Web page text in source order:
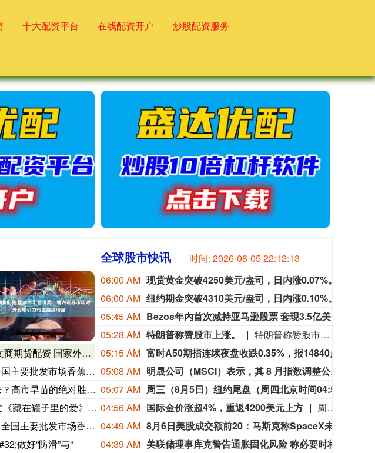
十大配资平台 在线配资开户 炒股配资服务
货配资 国家外汇管理局：境内证券市场对外资吸引力有望继
批发市场香蕉价格行情
的绝对胜利与日本战略孤
罐子里的爱》看哭全网
要批发市场香菇价格行
做好“防滑”与“
全球股市快讯 时间: 2026-08-05 22:12:14
06:00 AM
06:00 AM
05:45 AM
Bezos年内首次减持亚马逊股票 套现3.5亿美元
05:28 AM 特朗普称赞股市上涨。
特朗普称赞股市上涨。
05:15 AM
05:08 AM
明晟公司（MSCI）表示，其 8 月指数调整公告定于 2026 年 8 月 12 日发布，且将在概要公告发布后即刻向客户提供详细的调仓信息。
05:07 AM
04:56 AM 国际金价涨超4%，重返4200美元上方
周三（8月5日）纽约尾盘，现货黄金涨4.11%，报4245.39美元/盎司，亚太盘初以来持续上涨，北京时间23:00以来高位窄幅震荡、02:23刷新日高至4267.78美元。现货白银涨4.12%，报62.0075美元/盎司，亚太盘初以来也持续走高、22:10刷新日高至62.7770美元。COMEX铜期货涨1.47%，报6.7410美元/磅，02:30曾涨至6.7650美元。现货铂金跌0.10%，现货钯金涨1.33%。在美股时段交易的费城金银指数收涨6.86%，报345.93点，美股盘初持续上涨、22:00以来高位震荡。在全球市场全天交易的纽约证交所ARCA金矿开采商指数涨7.33%，报2395.57点，亚太盘初以来维持微幅上涨状态、持稳于2250点附近，美股开盘时跳空走高至2350点上方、随后高位震荡。在美股时段交易的原材料指数收涨1.62%，金属与矿业指数收涨1.42%。
04:49 AM
04:39 AM